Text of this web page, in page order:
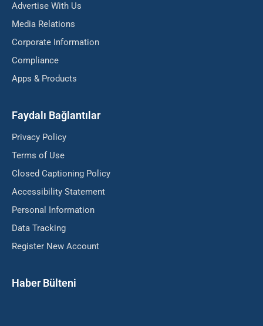
Advertise With Us
Media Relations
Corporate Information
Compliance
Apps & Products
Faydalı Bağlantılar
Privacy Policy
Terms of Use
Closed Captioning Policy
Accessibility Statement
Personal Information
Data Tracking
Register New Account
Haber Bülteni